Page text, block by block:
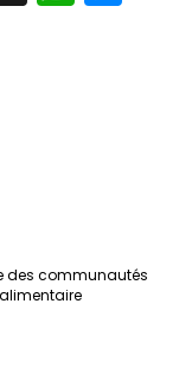
des communautés